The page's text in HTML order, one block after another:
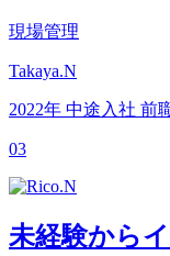
現場管理
Takaya.N
2022年 中途入社 前
03
未経験から